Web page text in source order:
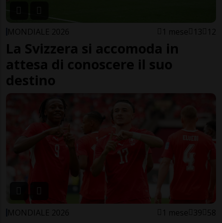
MONDIALE 2026 1 mese 13 12
La Svizzera si accomoda in
attesa di conoscere il suo
destino
MONDIALE 2026 1 mese 39 58